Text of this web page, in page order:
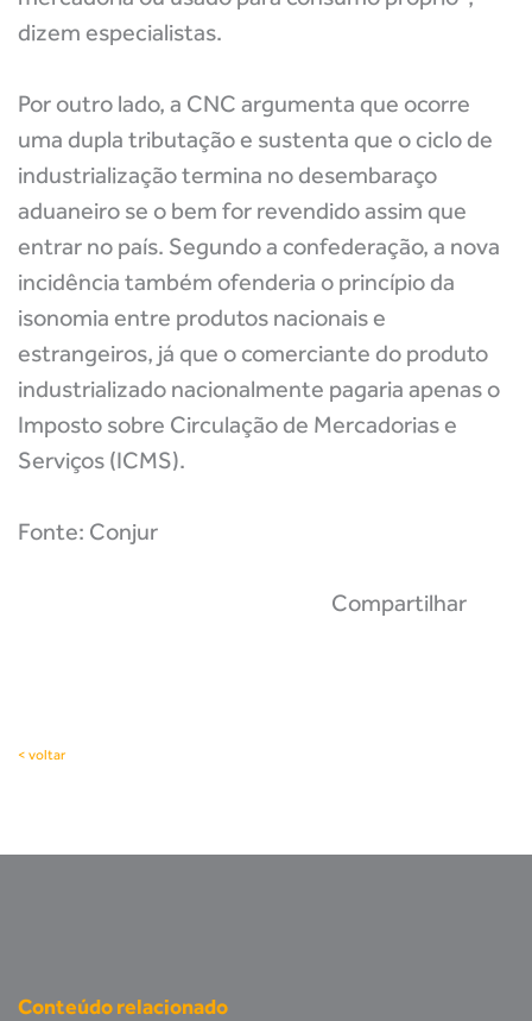
dizem especialistas.
Por outro lado, a CNC argumenta que ocorre
uma dupla tributação e sustenta que o ciclo de
industrialização termina no desembaraço
aduaneiro se o bem for revendido assim que
entrar no país. Segundo a confederação, a nova
incidência também ofenderia o princípio da
isonomia entre produtos nacionais e
estrangeiros, já que o comerciante do produto
industrializado nacionalmente pagaria apenas o
Imposto sobre Circulação de Mercadorias e
Serviços (ICMS).
Fonte: Conjur
Compartilhar
< voltar
Conteúdo relacionado